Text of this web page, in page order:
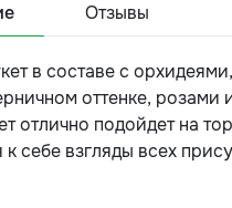
Отзывы
в составе с
оттенке, розами
отлично подойдет на
себе взгляды всех